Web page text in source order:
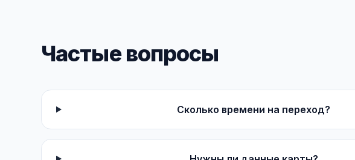
Частые вопросы
Сколько времени на переход?